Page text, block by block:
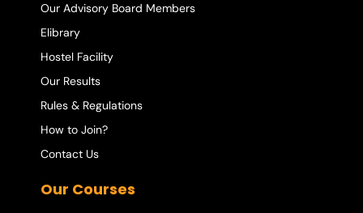
Our Advisory Board Members
Elibrary
Hostel Facility
Our Results
Rules & Regulations
How to Join?
Contact Us
Our Courses